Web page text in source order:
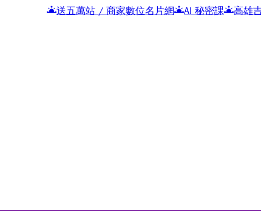
送五萬站 / 商家數位名片網 AI 秘密課 高雄吉林街夜市 小